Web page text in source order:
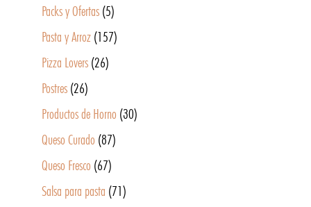
Packs y Ofertas (5)
Pasta y Arroz (157)
Pizza Lovers (26)
Postres (26)
Productos de Horno (30)
Queso Curado (87)
Queso Fresco (67)
Salsa para pasta (71)